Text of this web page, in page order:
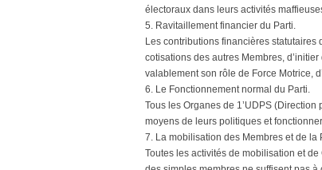
électoraux dans leurs activités
5. Ravitaillement financier du Parti.
Les contributions financières statutaires
cotisations des autres Membres,
valablement son rôle de Force Motrice,
6. Le Fonctionnement normal du Parti.
Tous les Organes de 1’UDPS
moyens de leurs politiques et
7. La mobilisation des Membres et de
Toutes les activités de mobilisation et